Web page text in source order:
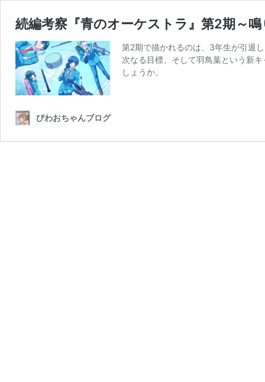
続編考察『青のオーケストラ』第2期～
第2期で描かれるのは、3年生が引退
次なる目標、そして羽鳥葉という新
しょうか。
びわおちゃんブログ